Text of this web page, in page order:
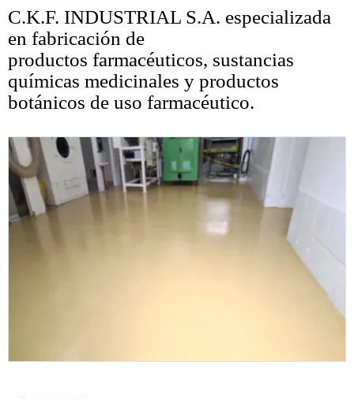
C.K.F. INDUSTRIAL S.A. especializada
en fabricación de
productos farmacéuticos, sustancias
químicas medicinales y productos
botánicos de uso farmacéutico.